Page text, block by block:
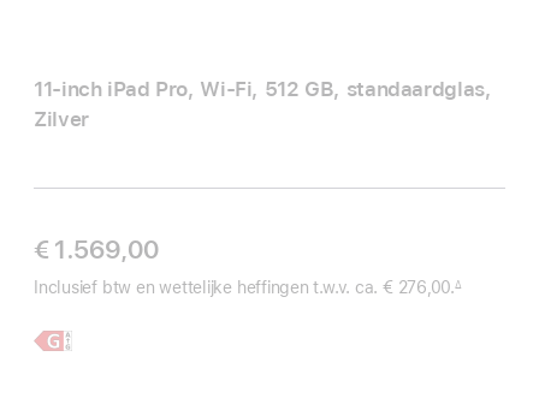
11‑inch iPad Pro, Wi‑Fi, 512 GB, standaardglas,
Zilver
€ 1.569,00
Inclusief btw en wettelijke heffingen t.w.v. ca.€ 276,00.
Voetnoot
∆
Meer